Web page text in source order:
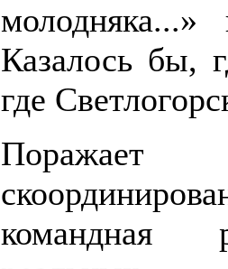
Казалось бы,
где
Поражает
командная